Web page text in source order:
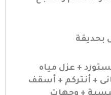
بحديقة
+ عزل مياه
+ أنتركم + أسقف